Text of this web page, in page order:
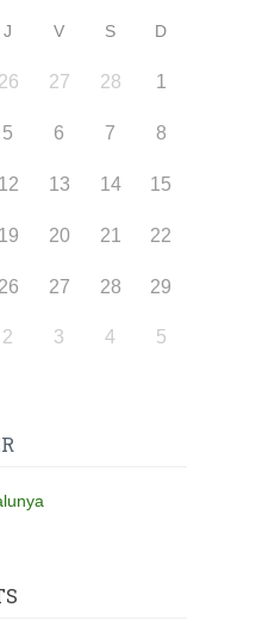
J V S D
26 27 28 1
5 6 7 8
12 13 14 15
19 20 21 22
26 27 28 29
2 3 4 5